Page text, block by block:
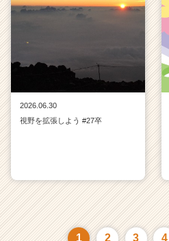
2026.06.30
視野を拡張しよう #27卒
1 2 3 4